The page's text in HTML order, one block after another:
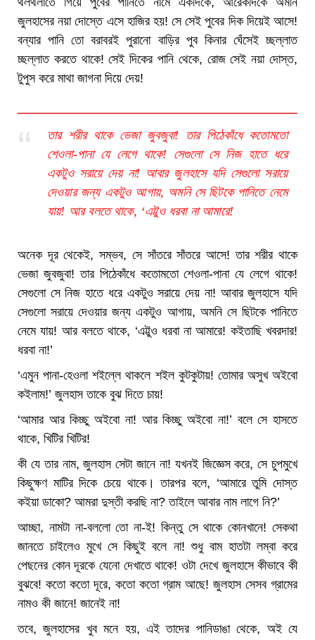
জুলহাসের নয়া দোস্তে এসে হাজির হয়! সে সেই পুবের দিক দিয়েই আসে!
বন্যার পানি তো বরাবরই পুরানো বাড়ির পুব কিনার ঘেঁসেই চ্ছল্লাত
চ্ছল্লাত করতে থাকে! সেই দিকের পানি থেকে, রোজ সেই নয়া দোস্ত,
টুপুস করে মাথা জাগনা দিয়ে দেয়!
তার শরীর থাকে ভেজা জুবজুবা! তার পিঠেকাঁধে কতোমতো
শেওলা-পানা যে লেগে থাকে! সেগুলো সে নিজ হাতে ধরে
একটুও সরায়ে দেয় না! আবার জুলহাসে যদি সেগুলো সরায়ে
দেওয়ার জন্য একটুও আগায়, অমনি সে ছিটকে পানিতে নেমে
যায়! আর বলতে থাকে, ‘এট্টুও ধরবা না আমারে!
অনেক দূর থেকেই, সম্ভব, সে সাঁতরে সাঁতরে আসে! তার শরীর থাকে
ভেজা জুবজুবা! তার পিঠেকাঁধে কতোমতো শেওলা-পানা যে লেগে থাকে!
সেগুলো সে নিজ হাতে ধরে একটুও সরায়ে দেয় না! আবার জুলহাসে যদি
সেগুলো সরায়ে দেওয়ার জন্য একটুও আগায়, অমনি সে ছিটকে পানিতে
নেমে যায়! আর বলতে থাকে, ‘এট্টুও ধরবা না আমারে! কইতাছি খবরদার!
ধরবা না!’
‘এমুন পানা-হেওলা শইল্লে থাকলে শইল কুটকুটায়! তোমার অসুখ অইবো
কইলাম!’ জুলহাস তাকে বুঝ দিতে চায়!
‘আমার আর কিচ্ছু অইবো না! আর কিচ্ছু অইবো না!’ বলে সে হাসতে
থাকে, খিটির খিটির!
কী যে তার নাম, জুলহাস সেটা জানে না! যখনই জিজ্ঞেস করে, সে চুপমুখে
কিছুক্ষণ মাটির দিকে চেয়ে থাকে। তারপর বলে, ‘আমারে তুমি দোস্ত
কইয়া ডাকো? আমরা দুস্তী করছি না? তাইলে আবার নাম লাগে নি?’
আচ্ছা, নামটা না-বললো তো না-ই! কিন্তু সে থাকে কোনখানে! সেকথা
জানতে চাইলেও মুখে সে কিছুই বলে না! শুধু বাম হাতটা লম্বা করে
পেছনের কোন দূরকে যেনো দেখাতে থাকে! ওটা দেখে জুলহাসে কীভাবে কী
বুঝবে! কতো কতো দূরে, কতো কতো গ্রাম আছে! জুলহাস সেসব গ্রামের
নামও কী জানে! জানেই না!
তবে, জুলহাসের খুব মনে হয়, এই তাদের পানিডাঙা থেকে, অই যে